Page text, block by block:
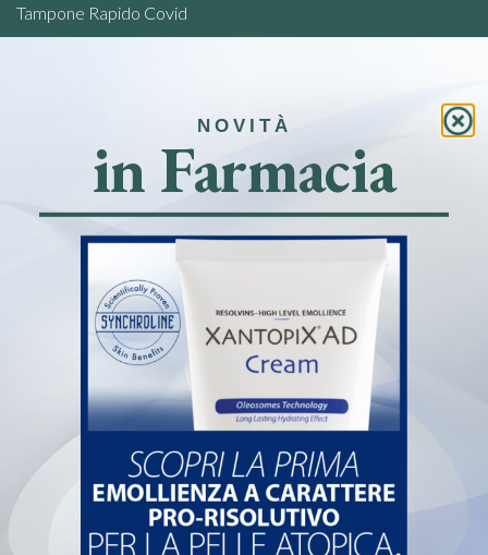
Tampone Rapido Covid
Farmacia
Prenota online e ritira in farmacia
Farmacia de Paoli
Via San Carlo, 7 – 25087 Salò (BS)
NOVITÀ
in Farmacia